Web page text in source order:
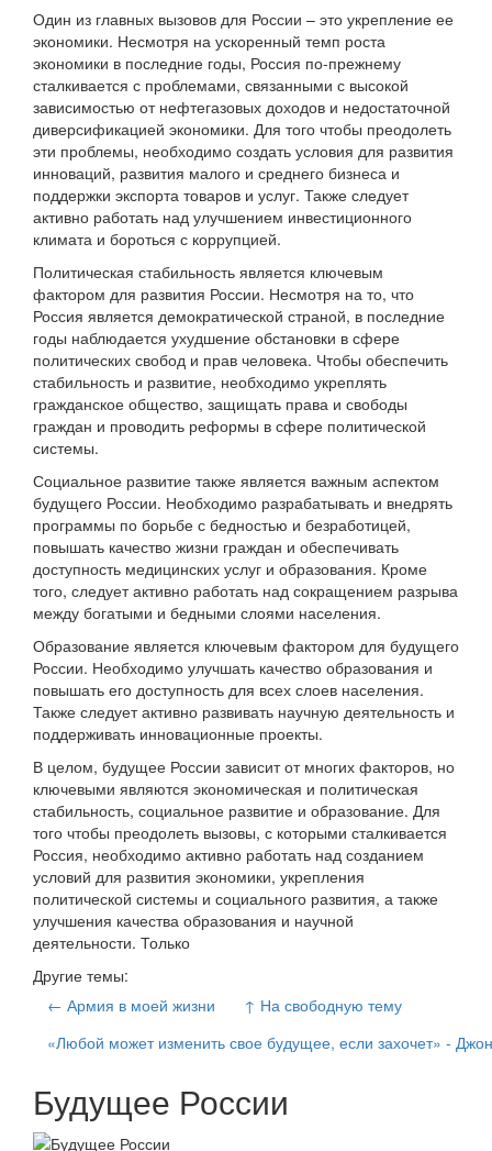
Один из главных вызовов для России – это укрепление ее
экономики. Несмотря на ускоренный темп роста
экономики в последние годы, Россия по-прежнему
сталкивается с проблемами, связанными с высокой
зависимостью от нефтегазовых доходов и недостаточной
диверсификацией экономики. Для того чтобы преодолеть
эти проблемы, необходимо создать условия для развития
инноваций, развития малого и среднего бизнеса и
поддержки экспорта товаров и услуг. Также следует
активно работать над улучшением инвестиционного
климата и бороться с коррупцией.
Политическая стабильность является ключевым
фактором для развития России. Несмотря на то, что
Россия является демократической страной, в последние
годы наблюдается ухудшение обстановки в сфере
политических свобод и прав человека. Чтобы обеспечить
стабильность и развитие, необходимо укреплять
гражданское общество, защищать права и свободы
граждан и проводить реформы в сфере политической
системы.
Социальное развитие также является важным аспектом
будущего России. Необходимо разрабатывать и внедрять
программы по борьбе с бедностью и безработицей,
повышать качество жизни граждан и обеспечивать
доступность медицинских услуг и образования. Кроме
того, следует активно работать над сокращением разрыва
между богатыми и бедными слоями населения.
Образование является ключевым фактором для будущего
России. Необходимо улучшать качество образования и
повышать его доступность для всех слоев населения.
Также следует активно развивать научную деятельность и
поддерживать инновационные проекты.
В целом, будущее России зависит от многих факторов, но
ключевыми являются экономическая и политическая
стабильность, социальное развитие и образование. Для
того чтобы преодолеть вызовы, с которыми сталкивается
Россия, необходимо активно работать над созданием
условий для развития экономики, укрепления
политической системы и социального развития, а также
улучшения качества образования и научной
деятельности. Только
Другие темы:
← Армия в моей жизни
↑ На свободную тему
«Любой может изменить свое будущее, если захочет» -
Будущее России